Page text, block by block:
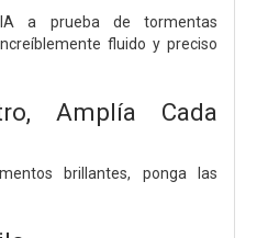
a prueba de tormentas
fluido y preciso
Amplía Cada
brillantes, ponga las